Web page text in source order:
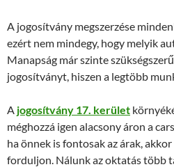
A jogosítvány megszerzése
ezért nem mindegy, hogy melyik
Manapság már szinte
jogosítványt, hiszen a legtöbb
A jogosítvány 17. kerület
méghozzá igen alacsony áron a
ha önnek is fontosak az árak,
forduljon. Nálunk az oktatás több